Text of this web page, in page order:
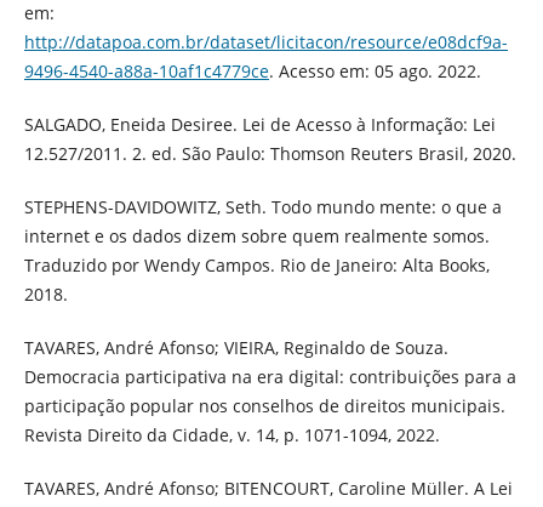
em:
http://datapoa.com.br/dataset/licitacon/resource/e08dcf9a-
9496-4540-a88a-10af1c4779ce. Acesso em: 05 ago. 2022.
SALGADO, Eneida Desiree. Lei de Acesso à Informação: Lei
12.527/2011. 2. ed. São Paulo: Thomson Reuters Brasil, 2020.
STEPHENS-DAVIDOWITZ, Seth. Todo mundo mente: o que a
internet e os dados dizem sobre quem realmente somos.
Traduzido por Wendy Campos. Rio de Janeiro: Alta Books,
2018.
TAVARES, André Afonso; VIEIRA, Reginaldo de Souza.
Democracia participativa na era digital: contribuições para a
participação popular nos conselhos de direitos municipais.
Revista Direito da Cidade, v. 14, p. 1071-1094, 2022.
TAVARES, André Afonso; BITENCOURT, Caroline Müller. A Lei